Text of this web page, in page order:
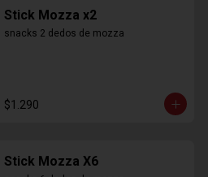
Stick Mozza x2
snacks 2 dedos de mozza
$1.290
Stick Mozza X6